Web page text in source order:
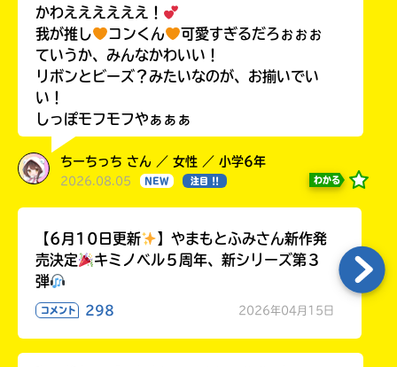
かわええええええ！
我が推し
コンくん
可愛すぎるだろぉぉぉ
ていうか、みんなかわいい！
リボンとビーズ？みたいなのが、お揃いでい
い！
しっぽモフモフやぁぁぁ
ちーちっち さん ／ 女性 ／ 小学6年
2026.08.05 NEW 注目 !! わかる
【6月10日更新
】やまもとふみさん新作発
売決定
キミノベル５周年、新シリーズ第３
弾
コメント 298 2026年04月15日